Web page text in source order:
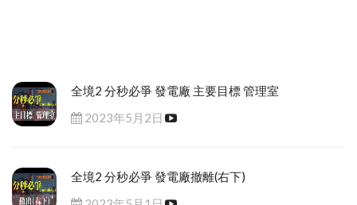
全境2 分秒必爭 發電廠 主要目標 管理室
2023年5月2日
全境2 分秒必爭 發電廠撤離(右下)